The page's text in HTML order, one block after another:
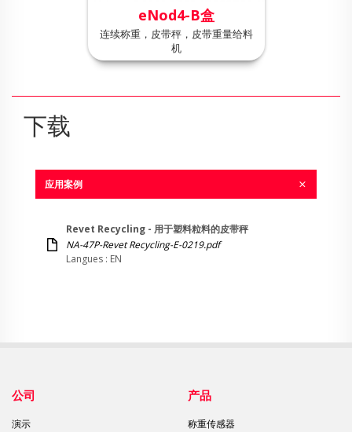
eNod4-B盒
连续称重，皮带秤，皮带重量给料
机
下载
应用案例
Revet Recycling - 用于塑料粒料的皮带秤
NA-47P-Revet Recycling-E-0219.pdf
Langues : EN
公司
演示
产品
称重传感器